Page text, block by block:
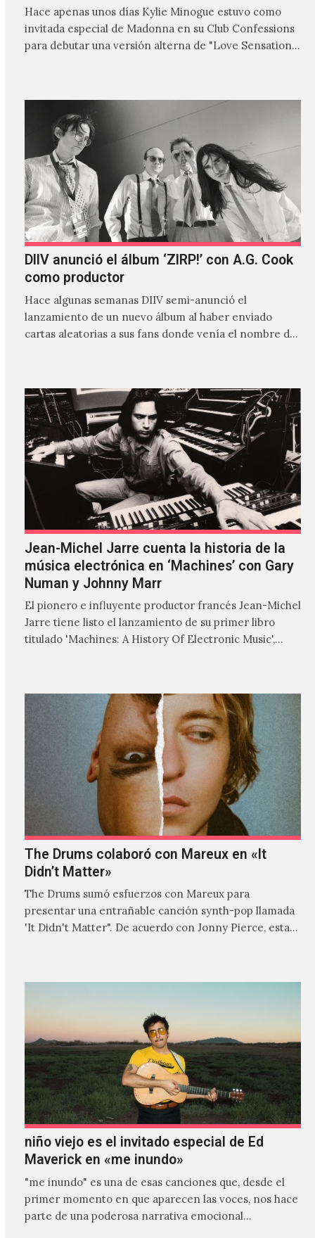
Hace apenas unos días Kylie Minogue estuvo como
invitada especial de Madonna en su Club Confessions
para debutar una versión alterna de "Love Sensation",
DIIV anunció el álbum ‘ZIRP!’ con A.G. Cook
como productor
Hace algunas semanas DIIV semi-anunció el
lanzamiento de un nuevo álbum al haber enviado
cartas aleatorias a sus fans donde venía el nombre de
Jean-Michel Jarre cuenta la historia de la
música electrónica en ‘Machines’ con Gary
Numan y Johnny Marr
El pionero e influyente productor francés Jean-Michel
Jarre tiene listo el lanzamiento de su primer libro
titulado 'Machines: A History Of Electronic Music',
The Drums colaboró con Mareux en «It
Didn’t Matter»
The Drums sumó esfuerzos con Mareux para
presentar una entrañable canción synth-pop llamada
'It Didn't Matter". De acuerdo con Jonny Pierce, esta
niño viejo es el invitado especial de Ed
Maverick en «me inundo»
"me inundo" es una de esas canciones que, desde el
primer momento en que aparecen las voces, nos hace
parte de una poderosa narrativa emocional…